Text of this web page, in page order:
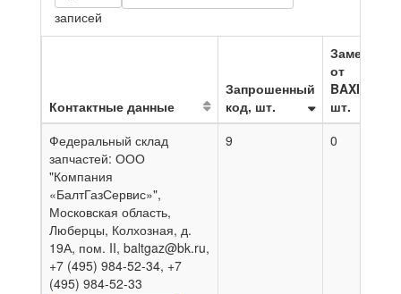
записей
Контактные данные
Запрошенный
код, шт.
Замена
от
BAXI,
шт.
Федеральный склад
запчастей: ООО
"Компания
«БалтГазСервис»",
Московская область,
Люберцы, Колхозная, д.
19А, пом. II, baltgaz@bk.ru,
+7 (495) 984-52-34, +7
(495) 984-52-33
9 0